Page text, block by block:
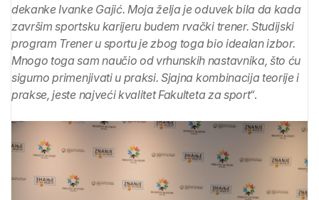
dekanke Ivanke Gajić. Moja želja je oduvek bila da kada
završim sportsku karijeru budem rvački trener. Studijski
program Trener u sportu je zbog toga bio idealan izbor.
Mnogo toga sam naučio od vrhunskih nastavnika, što ću
sigurno primenjivati u praksi. Sjajna kombinacija teorije i
prakse, jeste najveći kvalitet Fakulteta za sport“.